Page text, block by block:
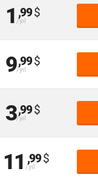
1 ,99
9,99
3,99
11 ,99